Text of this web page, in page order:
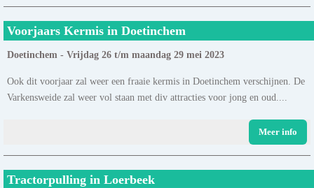
Voorjaars Kermis in Doetinchem
Doetinchem - Vrijdag 26 t/m maandag 29 mei 2023
Ook dit voorjaar zal weer een fraaie kermis in Doetinchem verschijnen. De
Varkensweide zal weer vol staan met div attracties voor jong en oud....
Meer info
Tractorpulling in Loerbeek